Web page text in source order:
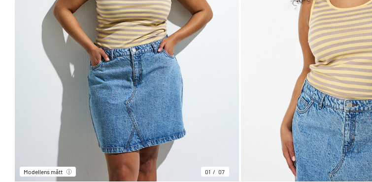
Modellens mått 01 07